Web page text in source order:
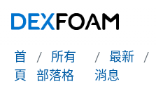
首
頁
所有
部落格
最新
消息